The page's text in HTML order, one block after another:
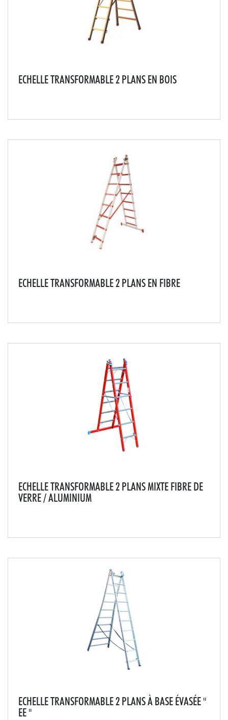
ECHELLE TRANSFORMABLE 2 PLANS EN BOIS
grande stabilité.
ECHELLE TRANSFORMABLE 2 PLANS EN FIBRE
ECHELLE TRANSFORMABLE 2 PLANS MIXTE FIBRE DE
VERRE / ALUMINIUM
ECHELLE TRANSFORMABLE 2 PLANS À BASE ÉVASÉE "
EE "